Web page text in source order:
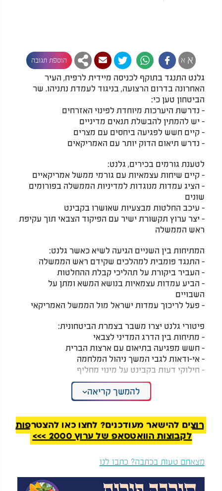
א א הוספת תגובה
גלנט התנגד בתוקף לכניסה מיידית לרפיח, העיר
האחרונה בדרום הרצועה, בניגוד לעמדת נתניהו. שר
הביטחון טען כי:
- נדרשת היערכות מיוחדת לפינוי האזרחים
- יש להמתין להבשלת תנאים מדיניים
- קיים חשש לפגיעה ביחסים עם מצרים
- נדרש תיאום הדוק יותר עם האמריקאים
לטענת גורמים בכירים, גלנט:
- קיים שיחות עצמאיות עם גורמי ממשל אמריקאיים
- הציג עמדות מנוגדות למדיניות הממשלה בפורומים
שונים
- עיכב החלטות מבצעיות שאושרו בקבינט
- יצר ערוץ תקשורת ישיר עם הפיקוד הצבאי תוך עקיפת
ראש הממשלה
המתיחות בין השניים הגיעה לשיא כאשר גלנט:
- התנגד פומבית למהלכים שקידם ראש הממשלה
- העביר ביקורת על תהליכי קבלת ההחלטות
- הביע עמדות עצמאיות בנושא המשא ומתן על
השבויים
- פעל לריכוך עמדות ישראל מול הממשל האמריקאי
פיטורי גלנט יצרו משבר בצמרת הביטחונית:
- מתיחות בין הדרג המדיני לצבאי
- חשש מפגיעה בתיאום עם ארצות הברית
- אי-ודאות לגבי המשך ניהול המלחמה
- חילוקי דעות בקבינט על מינוי מחליף
לדברי מקורבי נתניהו, "גלנט חצה את כל הקווים
האדומים בהתנהלותו העצמאית והפך לגורם מפריע
מתוך אחריות ממלכתית ודאגה לביטחון המדינה".
להמשך קריאה
רוצים להישאר מעודכנים? לחצו כאן להצטרפות
לקבוצות הוואטסאפ של ערוץ 2000 >>>
מצאתם טעות בכתבה? כתבו לנו